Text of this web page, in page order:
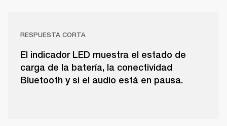
RESPUESTA CORTA
El indicador LED muestra el estado de
carga de la batería, la conectividad
Bluetooth y si el audio está en pausa.